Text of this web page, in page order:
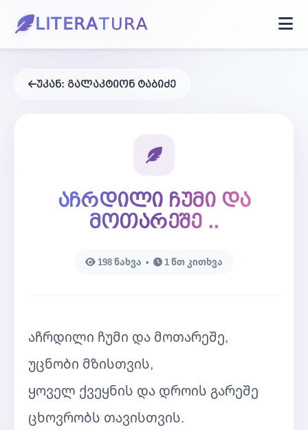
LITERATURA
პროზა
ბლოგი
უკან: გალაკტიონ ტაბიძე
აჩრდილი ჩუმი და
მოთარეშე ..
198 ნახვა • 1 წთ კითხვა
აჩრდილი ჩუმი და მოთარეშე,
უცნობი მზისთვის,
ყოველ ქვეყნის და დროის გარეშე
ცხოვრობს თავისთვის.